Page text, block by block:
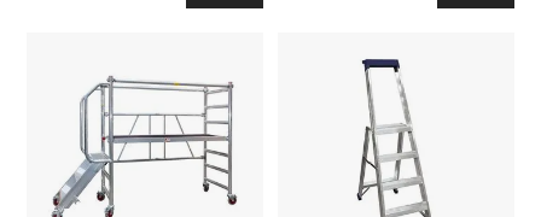
støttebøyle,
Skeppshultstegen